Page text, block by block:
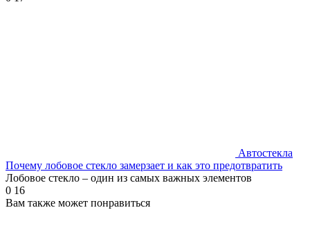
Автостекла
Почему лобовое стекло замерзает и как это предотвратить
Лобовое стекло – один из самых важных элементов
0 16
Вам также может понравиться